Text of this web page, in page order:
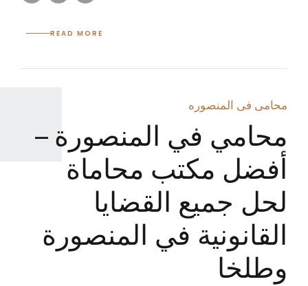
READ MORE
محامى فى المنصوره
محامي في المنصورة –
أفضل مكتب محاماة
لحل جميع القضايا
القانونية في المنصورة
وطلخا